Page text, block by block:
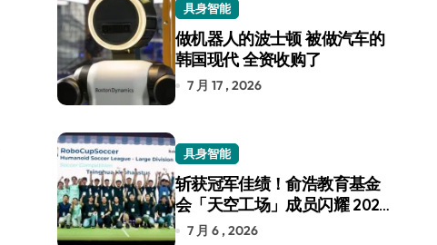
具身智能
做机器人的波士顿 被做汽车的
韩国现代 全资收购了
7 月 17 , 2026
具身智能
斩获冠军佳绩！俞浩教育基金
会「天空工场」成员闪耀 2026
RoboCup 机器人世界杯
7 月 6 , 2026